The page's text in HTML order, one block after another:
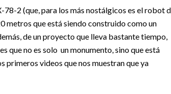
78-2 (que, para los más nostálgicos es el robot
metros que está siendo construido como un
de un proyecto que lleva bastante tiempo,
que no es solo un monumento, sino que está
primeros videos que nos muestran que ya